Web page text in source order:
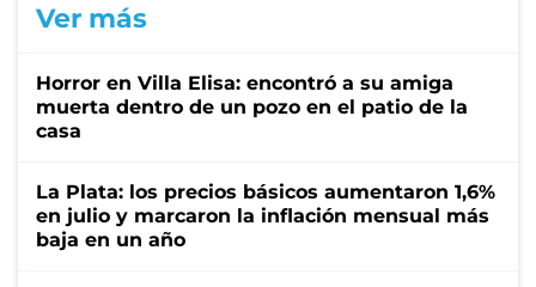
Ver más
Horror en Villa Elisa: encontró a su amiga
muerta dentro de un pozo en el patio de la
casa
La Plata: los precios básicos aumentaron 1,6%
en julio y marcaron la inflación mensual más
baja en un año